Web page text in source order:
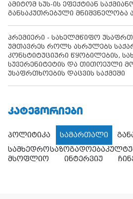
ამიტომ სუს-ის ეფექტიან
განსაკუთრებული მნიშვნელობა
პრემიერი - სახელმწიფო
უმთავრეს როლს ასრულებს
კონსტიტუციური წყობილების,
სუვერენიტეტის და თითოეული
უსაფრთხოების დაცვის საქმეში
ᲙᲐᲢᲔᲒᲝᲠᲘᲔᲑᲘ
პოლიტიკა სამართალი
სამხედროსაზოგადოება
მსოფლიო
ინტერვიუ